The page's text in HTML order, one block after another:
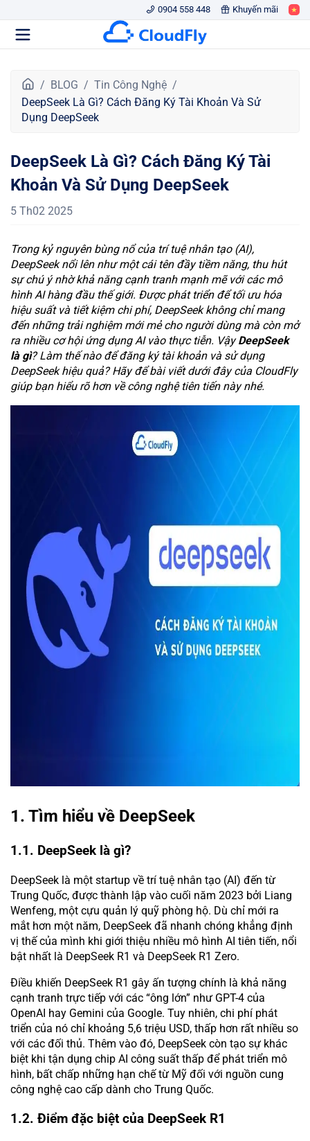
0904 558 448 Khuyến mãi
r
a
c
ủ
BLOG
Tin Công Nghệ
DeepSeek Là Gì? Cách Đăng Ký Tài Khoản Và Sử
Dụng DeepSeek
DeepSeek Là Gì? Cách Đăng Ký Tài
Khoản Và Sử Dụng DeepSeek
5 Th02 2025
Trong kỷ nguyên bùng nổ của trí tuệ nhân tạo (AI),
DeepSeek nổi lên như một cái tên đầy tiềm năng, thu hút
sự chú ý nhờ khả năng cạnh tranh mạnh mẽ với các mô
hình AI hàng đầu thế giới. Được phát triển để tối ưu hóa
hiệu suất và tiết kiệm chi phí, DeepSeek không chỉ mang
đến những trải nghiệm mới mẻ cho người dùng mà còn mở
ra nhiều cơ hội ứng dụng AI vào thực tiễn. VậyDeepSeek
là gì? Làm thế nào để đăng ký tài khoản và sử dụng
DeepSeek hiệu quả? Hãy để bài viết dưới đây của CloudFly
giúp bạn hiểu rõ hơn về công nghệ tiên tiến này nhé.
1. Tìm hiểu về DeepSeek
1.1. DeepSeek là gì?
DeepSeek là một startup về trí tuệ nhân tạo (AI) đến từ
Trung Quốc, được thành lập vào cuối năm 2023 bởi Liang
Wenfeng, một cựu quản lý quỹ phòng hộ. Dù chỉ mới ra
mắt hơn một năm, DeepSeek đã nhanh chóng khẳng định
vị thế của mình khi giới thiệu nhiều mô hình AI tiên tiến, nổi
bật nhất là DeepSeek R1 và DeepSeek R1 Zero.
Điều khiến DeepSeek R1 gây ấn tượng chính là khả năng
cạnh tranh trực tiếp với các “ông lớn” như GPT-4 của
OpenAI hay Gemini của Google. Tuy nhiên, chi phí phát
triển của nó chỉ khoảng 5,6 triệu USD, thấp hơn rất nhiều so
với các đối thủ. Thêm vào đó, DeepSeek còn tạo sự khác
biệt khi tận dụng chip AI công suất thấp để phát triển mô
hình, bất chấp những hạn chế từ Mỹ đối với nguồn cung
công nghệ cao cấp dành cho Trung Quốc.
1.2. Điểm đặc biệt của DeepSeek R1